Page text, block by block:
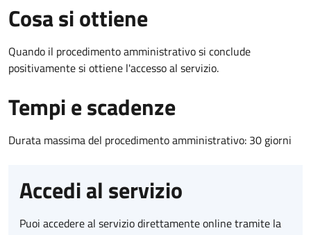
Cosa si ottiene
Quando il procedimento amministrativo si conclude
positivamente si ottiene l'accesso al servizio.
Tempi e scadenze
Durata massima del procedimento amministrativo: 30 giorni
Accedi al servizio
Puoi accedere al servizio direttamente online tramite la